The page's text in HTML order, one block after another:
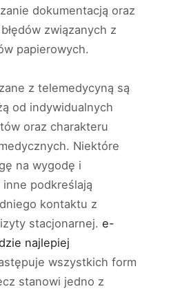
dokumentacją oraz
związanych z
papierowych.
z telemedycyną są
od indywidualnych
oraz charakteru
Niektóre
na wygodę i
podkreślają
kontaktu z
stacjonarnej. e-
najlepiej
wszystkich form
stanowi jedno z